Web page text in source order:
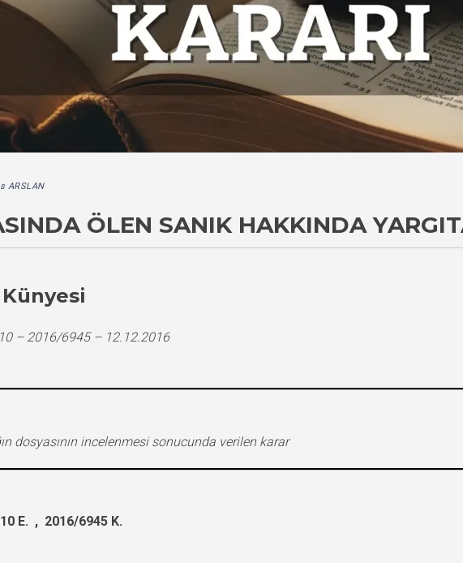
ARSLAN
ÖLEN SANIK HAKKINDA
– 2016/6945 – 12.12.2016
dosyasının incelenmesi sonucunda verilen karar
E. , 2016/6945 K.